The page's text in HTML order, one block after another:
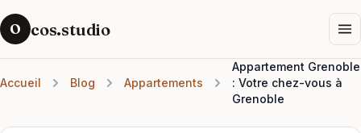
O cos.studio
Accueil Blog Appartements
Appartement Grenoble
: Votre chez-vous à
Grenoble